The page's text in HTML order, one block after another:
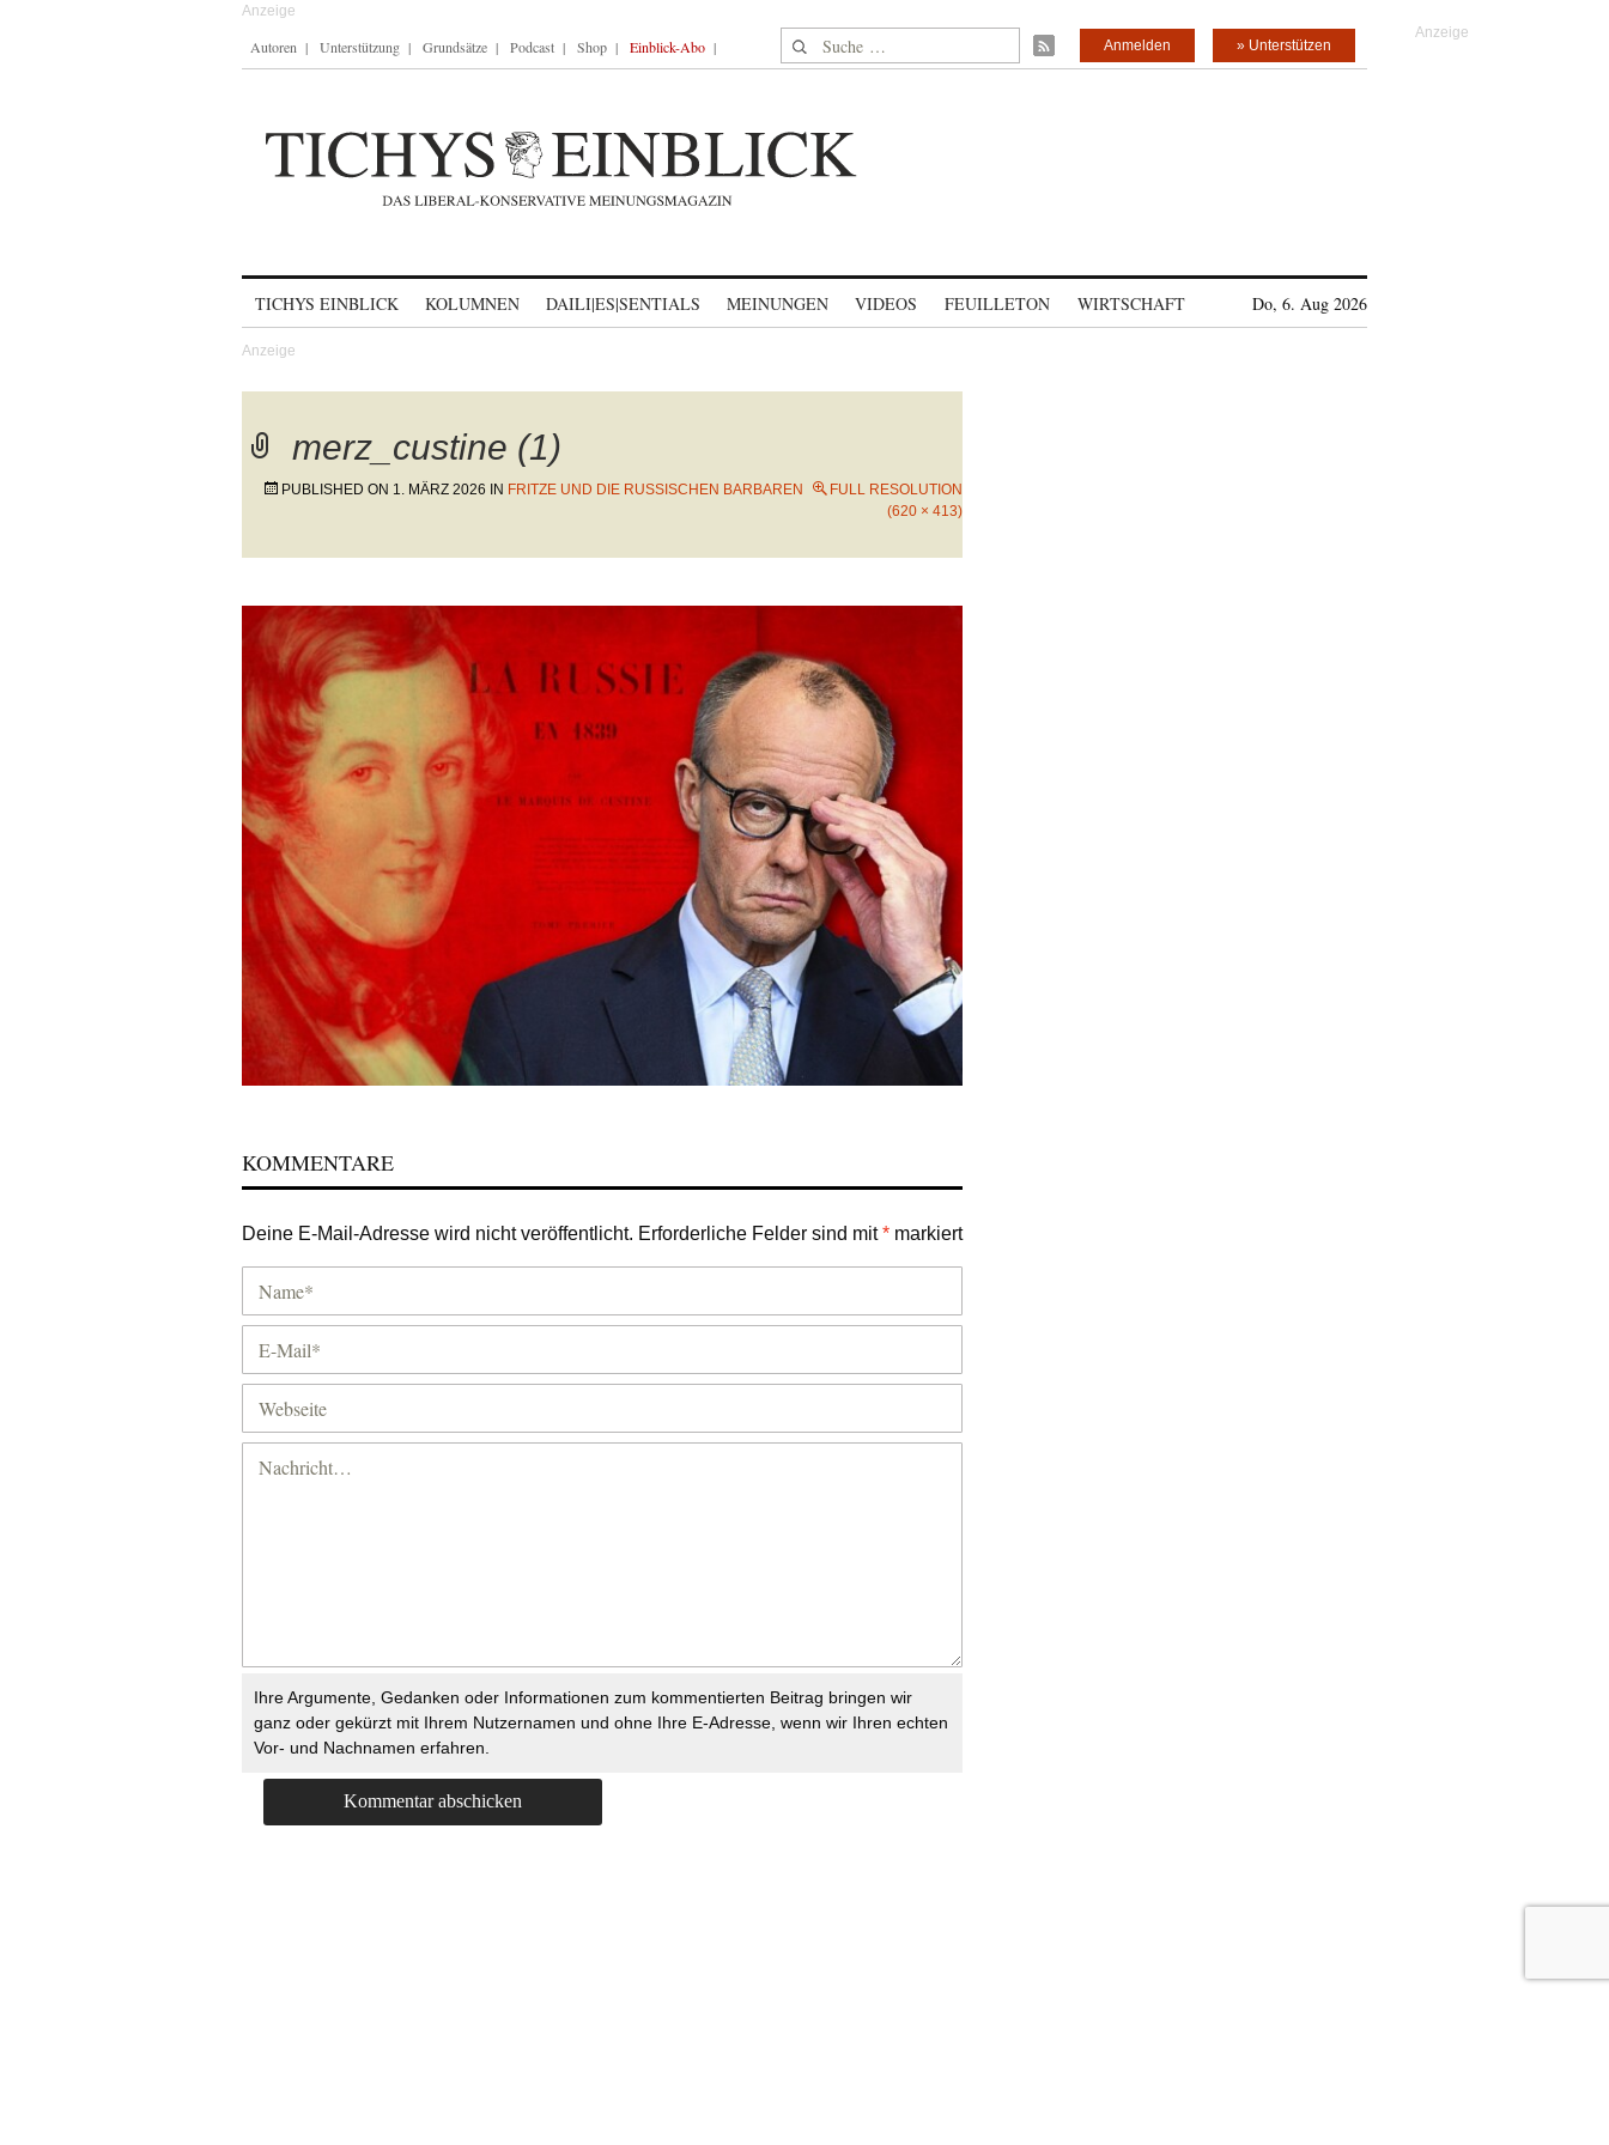
Autoren Unterstützung Grundsätze Podcast Shop Einblick-Abo Suche nach: » Unterstützen
Anmelden
TICHYS EINBLICK KOLUMNEN DAILI|ES|SENTIALS MEINUNGEN VIDEOS FEUILLETON WIRTSCHAFT Do, 6. Aug 2026
merz_custine (1)
PUBLISHED ON 1. MÄRZ 2026 IN FRITZE UND DIE RUSSISCHEN BARBAREN
FULL RESOLUTION
(620 × 413)
KOMMENTARE
Deine E-Mail-Adresse wird nicht veröffentlicht. Erforderliche Felder sind mit* markiert
Ihre Argumente, Gedanken oder Informationen zum kommentierten Beitrag bringen wir
ganz oder gekürzt mit Ihrem Nutzernamen und ohne Ihre E-Adresse, wenn wir Ihren echten
Vor- und Nachnamen erfahren.